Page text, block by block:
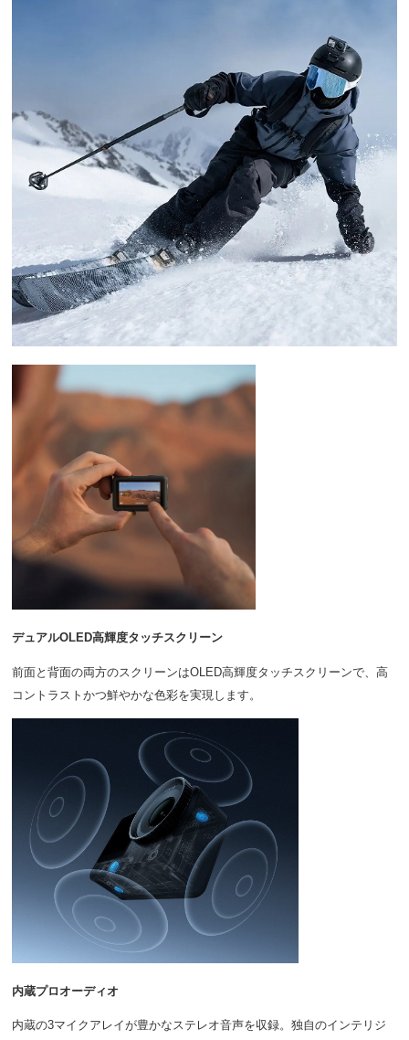
デュアルOLED高輝度タッチスクリーン
前面と背面の両方のスクリーンはOLED高輝度タッチスクリーンで、高
コントラストかつ鮮やかな色彩を実現します。
内蔵プロオーディオ
内蔵の3マイクアレイが豊かなステレオ音声を収録。独自のインテリジ